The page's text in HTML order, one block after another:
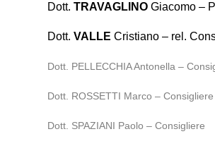
Dott.TRAVAGLINO Giacomo –
Dott.VALLE Cristiano – rel.
Dott. PELLECCHIA Antonella –
Dott. ROSSETTI Marco – Consigliere
Dott. SPAZIANI Paolo – Consigliere